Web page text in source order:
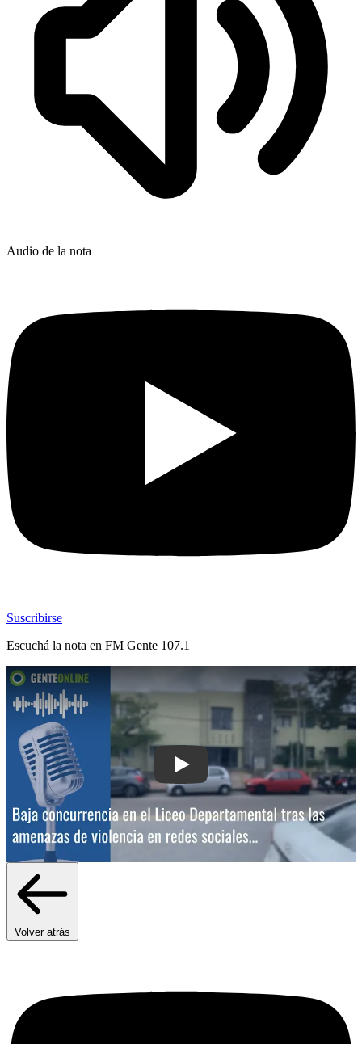
Audio de la nota
Suscribirse
Escuchá la nota en FM Gente 107.1
Play: Baja concurrencia en el Liceo
Volver atrás